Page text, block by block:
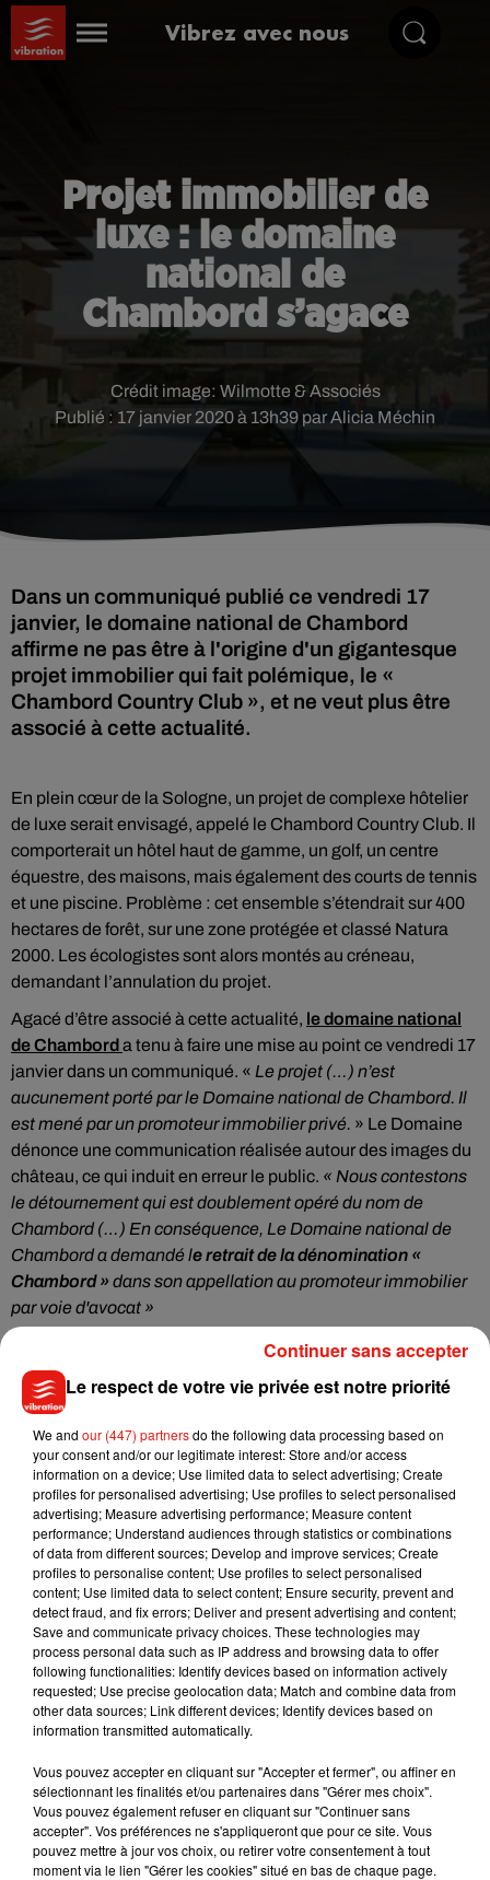
Vibrez avec nous
Projet immobilier de
luxe : le domaine
national de
Chambord s’agace
Publié : 17 janvier 2020 à 13h39 par Alicia Méchin
Crédit image: Wilmotte & Associés
Dans un communiqué publié ce vendredi 17
janvier, le domaine national de Chambord
affirme ne pas être à l'origine d'un gigantesque
projet immobilier qui fait polémique, le «
Chambord Country Club », et ne veut plus être
associé à cette actualité.
En plein cœur de la Sologne, un projet de complexe hôtelier
de luxe serait envisagé, appelé le Chambord Country Club. Il
comporterait un hôtel haut de gamme, un golf, un centre
équestre, des maisons, mais également des courts de tennis
et une piscine. Problème : cet ensemble s’étendrait sur 400
hectares de forêt, sur une zone protégée et classé Natura
2000. Les écologistes sont alors montés au créneau,
demandant l’annulation du projet.
Agacé d’être associé à cette actualité, le domaine national
de Chamborda tenu à faire une mise au point ce vendredi 17
janvier dans un communiqué. « Le projet (…) n’est
aucunement porté par le Domaine national de Chambord. Il
est mené par un promoteur immobilier privé. » Le Domaine
dénonce une communication réalisée autour des images du
château, ce qui induit en erreur le public. « Nous contestons
le détournement qui est doublement opéré du nom de
Chambord (…) En conséquence, Le Domaine national de
Chambord a demandé le retrait de la dénomination «
Chambord »dans son appellation au promoteur immobilier
par voie d'avocat »
À noter que ce projet, dans les tuyaux depuis 2009. Une
concertation publique a été menée fin d’année 2019. Le
porteur de projet, Bernard Saunier, doit désormais faire une
Musique
7 août 2026
Julien Lieb s’essaye à la vie de chatelain
dans son nouveau clip
7 août 2026
Sensation » avec Kylie Minogue
Le respect de votre vie privée est notre priorité
We and our (447) partnersdo the following data processing based on
your consent and/or our legitimate interest: Store and/or access
information on a device; Use limited data to select advertising; Create
profiles for personalised advertising; Use profiles to select personalised
advertising; Measure advertising performance; Measure content
performance; Understand audiences through statistics or combinations
of data from different sources; Develop and improve services; Create
profiles to personalise content; Use profiles to select personalised
content; Use limited data to select content; Ensure security, prevent and
detect fraud, and fix errors; Deliver and present advertising and content;
Save and communicate privacy choices. These technologies may
process personal data such as IP address and browsing data to offer
following functionalities: Identify devices based on information actively
requested; Use precise geolocation data; Match and combine data from
other data sources; Link different devices; Identify devices based on
information transmitted automatically.
Vous pouvez accepter en cliquant sur "Accepter et fermer", ou affiner en
sélectionnant les finalités et/ou partenaires dans "Gérer mes choix".
Vous pouvez également refuser en cliquant sur "Continuer sans
accepter". Vos préférences ne s'appliqueront que pour ce site. Vous
pouvez mettre à jour vos choix, ou retirer votre consentement à tout
moment via le lien "Gérer les cookies" situé en bas de chaque page.
Continuer sans accepter